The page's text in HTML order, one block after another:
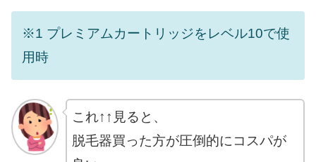
※1 プレミアムカートリッジをレベル10で使
用時
これ↑↑見ると、
脱毛器買った方が圧倒的にコスパが